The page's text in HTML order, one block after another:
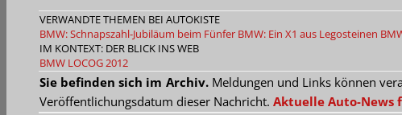
VERWANDTE THEMEN BEI AUTOKISTE
BMW: Schnapszahl-Jubiläum beim Fünfer BMW: Ein X1 aus Legosteinen
IM KONTEXT: DER BLICK INS WEB
BMW LOCOG 2012
Sie befinden sich im Archiv.Meldungen und Links können
Veröffentlichungsdatum dieser Nachricht. Aktuelle Auto-News